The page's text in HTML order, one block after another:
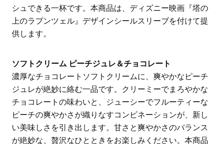
シュできる一杯です。本商品は、ディズニー映画『塔の
上のラプンツェル』デザインシールスリーブを付けて提
供します。
ソフトクリーム ピーチジュレ＆チョコレート
濃厚なチョコレートソフトクリームに、爽やかなピーチ
ジュレが絶妙に絡む一品です。クリーミーでまろやかな
チョコレートの味わいと、ジューシーでフルーティーな
ピーチの爽やかさが織りなすコンビネーションが、新し
い美味しさを引き出します。甘さと爽やかさのバランス
が絶妙な、贅沢なひとときをお楽しみください。本商品